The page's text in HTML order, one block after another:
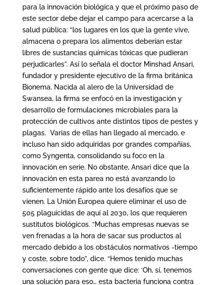
para la innovación biológica y que el próximo paso de
este sector debe dejar el campo para acercarse a la
salud pública: “los lugares en los que la gente vive,
almacena o prepara los alimentos deberían estar
libres de sustancias químicas tóxicas que pudieran
perjudicarles”. Así lo señala el doctor Minshad Ansari,
fundador y presidente ejecutivo de la firma británica
Bionema. Nacida al alero de la Universidad de
Swansea, la firma se enfocó en la investigación y
desarrollo de formulaciones microbiales para la
protección de cultivos ante distintos tipos de pestes y
plagas. Varias de ellas han llegado al mercado, e
incluso han sido adquiridas por grandes compañías,
como Syngenta, consolidando su foco en la
innovación en serie. No obstante, Ansari dice que la
innovación en esta parea no está avanzando lo
suficientemente rápido ante los desafíos que se
vienen. La Unión Europea quiere eliminar el uso de
505 plaguicidas de aquí al 2030, los que requieren
sustitutos biológicos. “Muchas empresas nuevas se
ven frenadas a la hora de sacar sus productos al
mercado debido a los obstáculos normativos -tiempo
y coste, sobre todo”, dice. “Hemos tenido muchas
conversaciones con gente que dice: ‘Oh, sí, tenemos
una solución para eso… esta bacteria funciona contra